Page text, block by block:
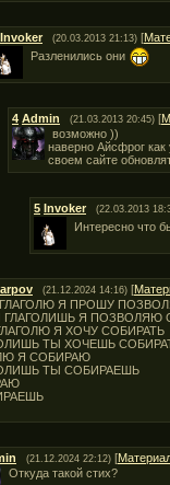
Invoker (20.03.2013 21:13) [
Разленились они
4 Admin (21.03.2013 20:45) [
возможно ))
наверно Айсфрог
своем сайте
5 Invoker (22.03.2013
Интересно что
(21.12.2024 14:16) [
Я ПРОШУ
ГЛАГОЛИШЬ Я ПОЗВОЛЯЮ
Я ХОЧУ СОБИРАТЬ
ТЫ ХОЧЕШЬ
Я СОБИРАЮ
ТЫ СОБИРАЕШЬ
(21.12.2024 22:12) [
Откуда такой стих?